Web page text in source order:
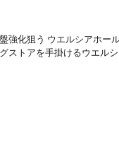
強化狙う ウエルシアホー
ストアを手掛けるウエル